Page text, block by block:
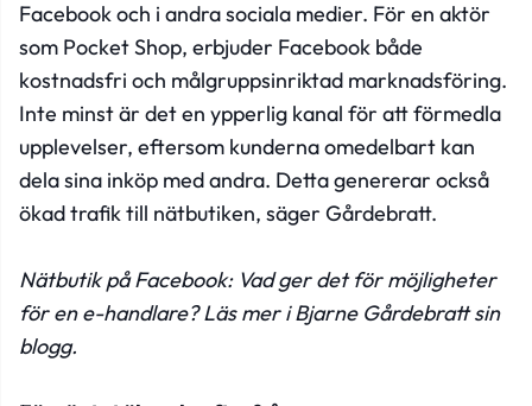
Facebook och i andra sociala medier. För en aktör
som Pocket Shop, erbjuder Facebook både
kostnadsfri och målgruppsinriktad marknadsföring.
Inte minst är det en ypperlig kanal för att förmedla
upplevelser, eftersom kunderna omedelbart kan
dela sina inköp med andra. Detta genererar också
ökad trafik till nätbutiken, säger Gårdebratt.
Nätbutik på Facebook: Vad ger det för möjligheter
för en e-handlare? Läs mer i Bjarne Gårdebratt sin
blogg.